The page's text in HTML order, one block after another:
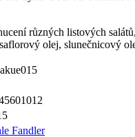
různých listových
olej, slunečnicový
Fandler